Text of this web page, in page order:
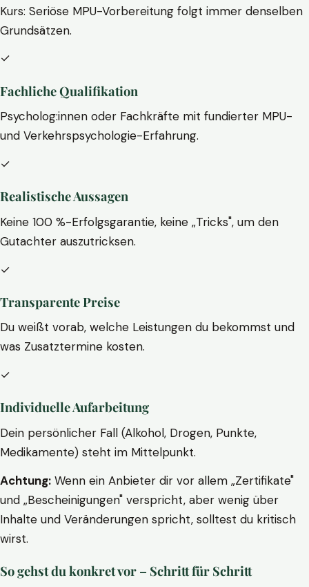
Kurs: Seriöse MPU-Vorbereitung folgt immer denselben
Grundsätzen.
✓
Fachliche Qualifikation
Psycholog:innen oder Fachkräfte mit fundierter MPU-
und Verkehrspsychologie-Erfahrung.
✓
Realistische Aussagen
Keine 100 %-Erfolgsgarantie, keine „Tricks", um den
Gutachter auszutricksen.
✓
Transparente Preise
Du weißt vorab, welche Leistungen du bekommst und
was Zusatztermine kosten.
✓
Individuelle Aufarbeitung
Dein persönlicher Fall (Alkohol, Drogen, Punkte,
Medikamente) steht im Mittelpunkt.
Achtung: Wenn ein Anbieter dir vor allem „Zertifikate"
und „Bescheinigungen" verspricht, aber wenig über
Inhalte und Veränderungen spricht, solltest du kritisch
wirst.
So gehst du konkret vor – Schritt für Schritt